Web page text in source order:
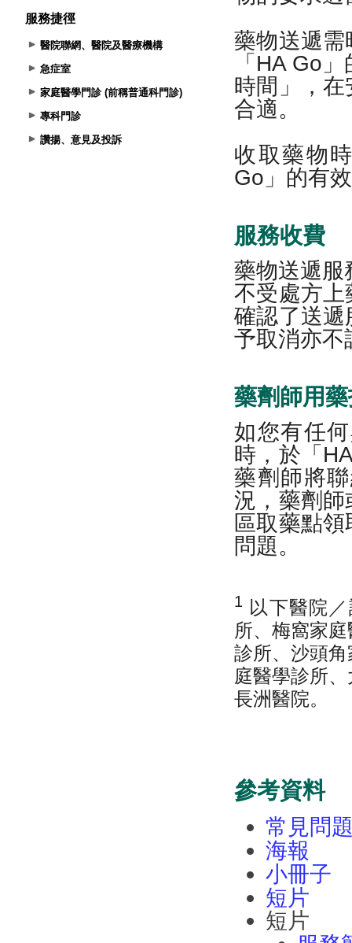
服務捷徑
醫院聯網、醫院及醫療機構
急症室
家庭醫學門診 (前稱普通科門診)
專科門診
讚揚、意見及投訴